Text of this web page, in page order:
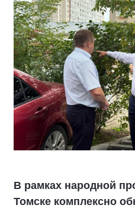
В рамках народной
Томске комплексно